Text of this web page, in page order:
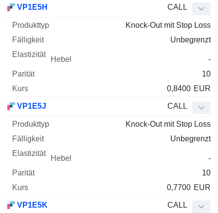
VP1E5H CALL
Knock-Out mit Stop Loss
Unbegrenzt
-
10
0,8400 EUR
VP1E5J CALL
Knock-Out mit Stop Loss
Unbegrenzt
-
10
0,7700 EUR
VP1E5K CALL